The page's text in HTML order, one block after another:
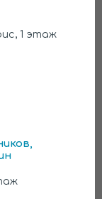
рынка
ремонте за
цена
нет ничего
стоимость
цену и
рынке
1 этаж